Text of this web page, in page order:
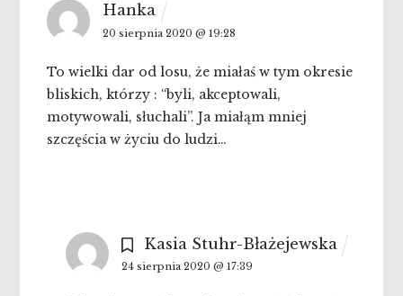
Hanka
20 sierpnia 2020 @ 19:28
To wielki dar od losu, że miałaś w tym okresie
bliskich, którzy : “byli, akceptowali,
motywowali, słuchali”. Ja miałąm mniej
szczęścia w życiu do ludzi…
Kasia Stuhr-Błażejewska
24 sierpnia 2020 @ 17:39